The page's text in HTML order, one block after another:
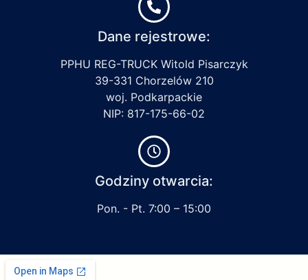
Dane rejestrowe:
PPHU REG-TRUCK Witold Pisarczyk
39-331 Chorzelów 210
woj. Podkarpackie
NIP: 817-175-66-02
Godziny otwarcia:
Pon. - Pt. 7:00 – 15:00